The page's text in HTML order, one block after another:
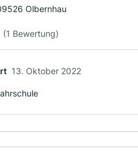
Olbernhau
(1 Bewertung)
13. Oktober 2022